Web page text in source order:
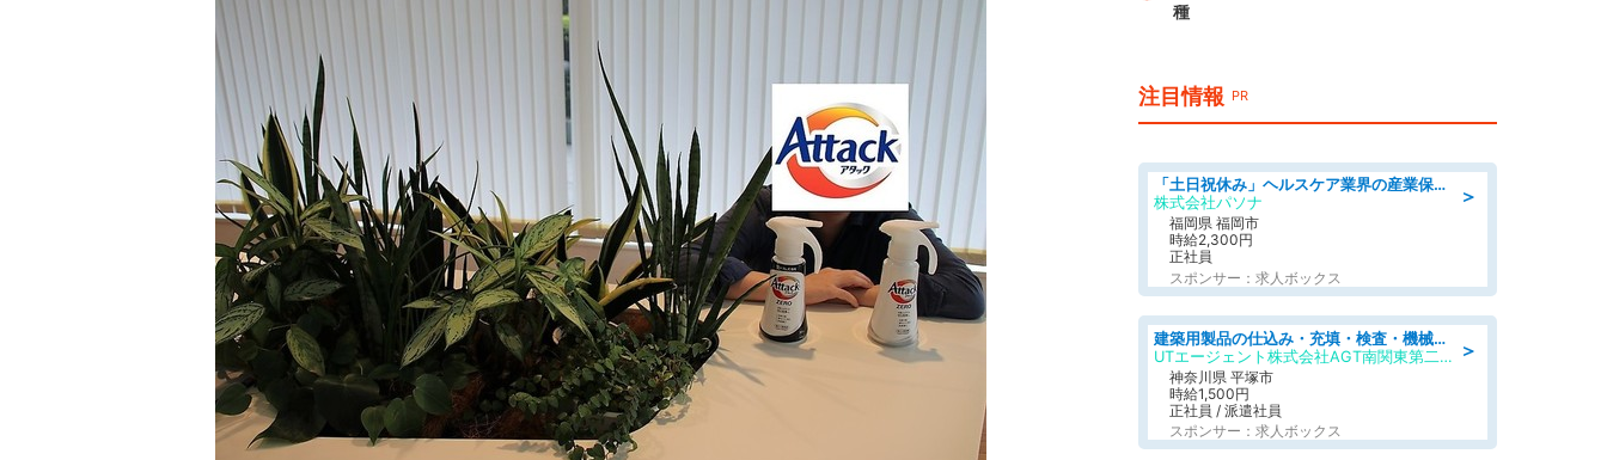
種
注目情報 PR
＞
「土日祝休み」ヘルスケア業界の産業保健師/高時給/未経験OK/要資格:保健師、正看護師
株式会社パソナ
福岡県 福岡市
時給2,300円
正社員
スポンサー：求人ボックス
＞
建築用製品の仕込み・充填・検査・機械操作/寮完備/日払い/工場・製造
UTエージェント株式会社AGT南関東第二CU
神奈川県 平塚市
時給1,500円
正社員 / 派遣社員
スポンサー：求人ボックス